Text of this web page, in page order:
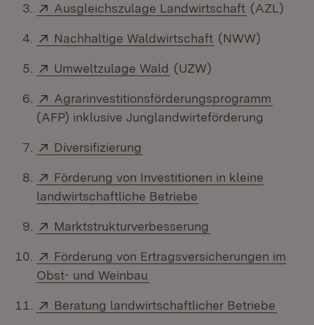
Extern:
Ausgleichszulage Landwirtschaft (Öffnet in
(AZL)
Extern:
Nachhaltige Waldwirtschaft (Öffnet in
(NWW)
Extern:
Umweltzulage Wald (Öffnet in neuem
(UZW)
Extern:
Agrarinvestitionsförderungsprogramm
(AFP) inklusive Junglandwirteförderung
Extern:
Diversifizierung
Extern:
Förderung von Investitionen in kleine
landwirtschaftliche Betriebe
Extern:
Marktstrukturverbesserung
Extern:
Förderung von Ertragsversicherungen im
Obst- und Weinbau
Extern:
Beratung landwirtschaftlicher Betriebe